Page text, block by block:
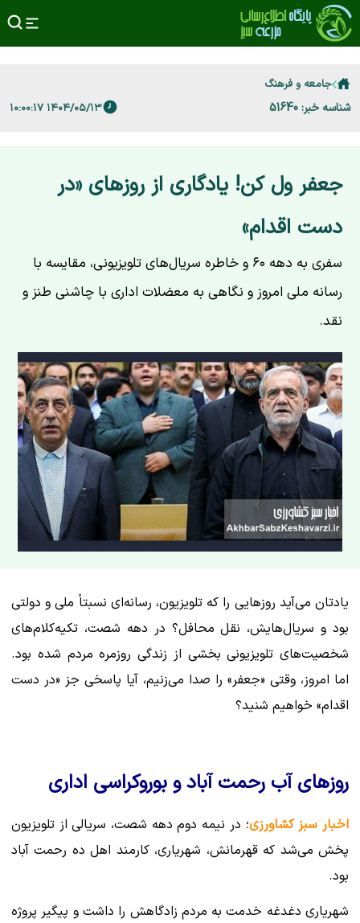
جامعه و فرهنگ
شناسه خبر: 51640 ۱۴۰۴/۰۵/۱۳ ۱۰:۰۰:۱۷
جعفر ول کن! یادگاری از روزهای «در
دست اقدام»
سفری به دهه ۶۰ و خاطره سریال‌های تلویزیونی، مقایسه با
رسانه ملی امروز و نگاهی به معضلات اداری با چاشنی طنز و
نقد.
یادتان می‌آید روزهایی را که تلویزیون، رسانه‌ای نسبتاً ملی و دولتی
بود و سریال‌هایش، نقل محافل؟ در دهه شصت، تکیه‌کلام‌های
شخصیت‌های تلویزیونی بخشی از زندگی روزمره مردم شده بود.
اما امروز، وقتی «جعفر» را صدا می‌زنیم، آیا پاسخی جز «در دست
اقدام» خواهیم شنید؟
روزهای آب رحمت آباد و بوروکراسی اداری
اخبار سبز کشاورزی؛ در نیمه دوم دهه شصت، سریالی از تلویزیون
پخش می‌شد که قهرمانش، شهریاری، کارمند اهل ده رحمت آباد
بود.
شهریاری دغدغه خدمت به مردم زادگاهش را داشت و پیگیر پروژه